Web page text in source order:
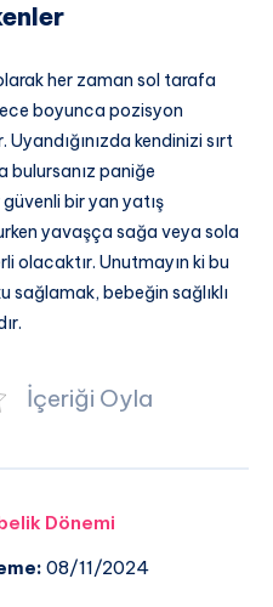
her zaman sol tarafa
boyunca pozisyon
kendinizi sırt
bulursanız paniğe
bir yan yatış
yavaşça sağa veya sola
olacaktır. Unutmayın ki bu
sağlamak, bebeğin sağlıklı
İçeriği Oyla
Dönemi
08/11/2024